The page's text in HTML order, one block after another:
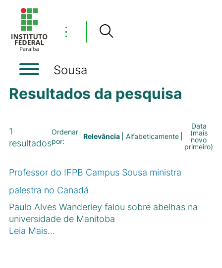
⋮
Sousa
Resultados da pesquisa
1
resultados
Ordenar
por:
Relevância Alfabeticamente
Data
(mais
novo
primeiro)
Professor do IFPB Campus Sousa ministra
palestra no Canadá
Paulo Alves Wanderley falou sobre abelhas na
universidade de Manitoba
Leia Mais…